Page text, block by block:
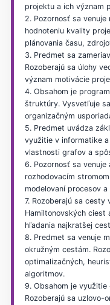
projektu a ich význam
2. Pozornosť sa
hodnoteniu kvality
plánovania času,
3. Predmet sa
Rozoberajú sa úlohy
význam motivácie
4. Obsahom je
štruktúry. Vysvetľuje
organizačným
5. Predmet uvádza
využitie v informatike
vlastnosti grafov a
6. Pozornosť sa
rozhodovacím
modelovaní procesov
7. Rozoberajú sa cesty
Hamiltonovských ciest
hľadania najkratšej
8. Predmet sa venuje
okružným cestám.
optimalizačných,
algoritmov.
9. Obsahom je
Rozoberajú sa uzlovo-